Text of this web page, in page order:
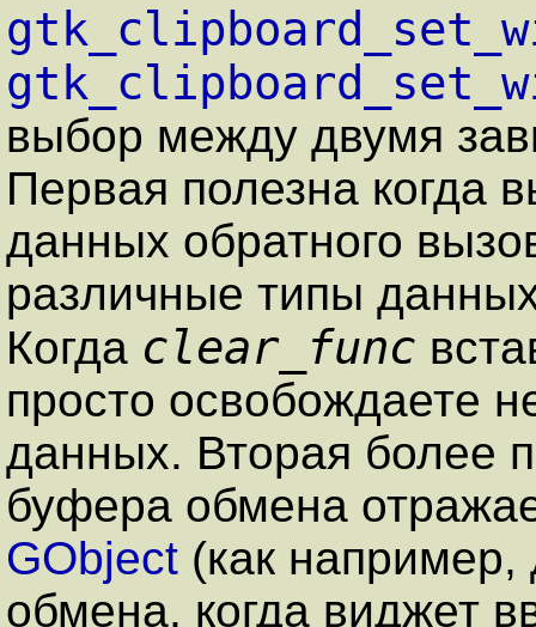
выбор между двумя
Первая полезна когда
данных обратного
различные типы
Когда clear_func
просто освобождаете
данных. Вторая более
буфера обмена
GObject (как
обмена, когда виджет